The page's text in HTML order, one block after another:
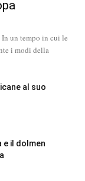
un tempo in cui le
i modi della
al suo
e il dolmen